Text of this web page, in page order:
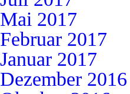
Mai 2017
Februar 2017
Januar 2017
Dezember 2016